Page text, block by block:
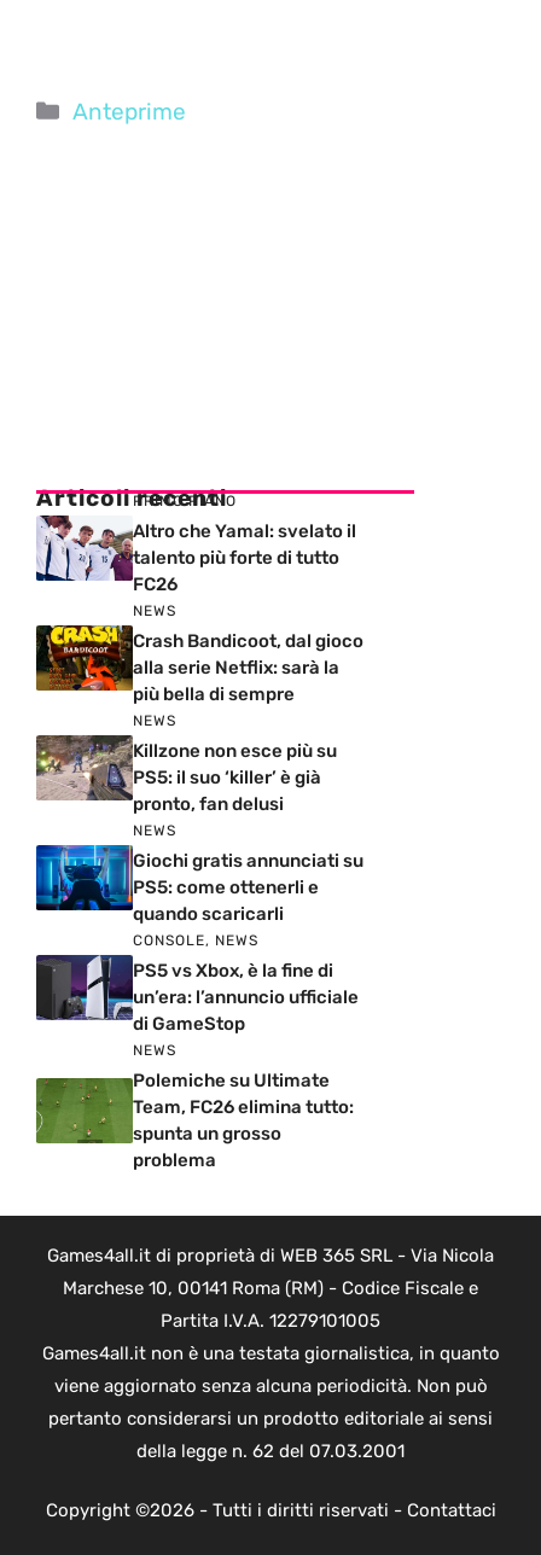
Categorie
Anteprime
Articoli recenti
PRIMO PIANO
Altro che Yamal: svelato il
talento più forte di tutto
FC26
NEWS
Crash Bandicoot, dal gioco
alla serie Netflix: sarà la
più bella di sempre
NEWS
Killzone non esce più su
PS5: il suo ‘killer’ è già
pronto, fan delusi
NEWS
Giochi gratis annunciati su
PS5: come ottenerli e
quando scaricarli
CONSOLE, NEWS
PS5 vs Xbox, è la fine di
un’era: l’annuncio ufficiale
di GameStop
NEWS
Polemiche su Ultimate
Team, FC26 elimina tutto:
spunta un grosso
problema
Games4all.it di proprietà di WEB 365 SRL - Via Nicola
Marchese 10, 00141 Roma (RM) - Codice Fiscale e
Partita I.V.A. 12279101005
Games4all.it non è una testata giornalistica, in quanto
viene aggiornato senza alcuna periodicità. Non può
pertanto considerarsi un prodotto editoriale ai sensi
della legge n. 62 del 07.03.2001
Copyright ©2026 - Tutti i diritti riservati - Contattaci